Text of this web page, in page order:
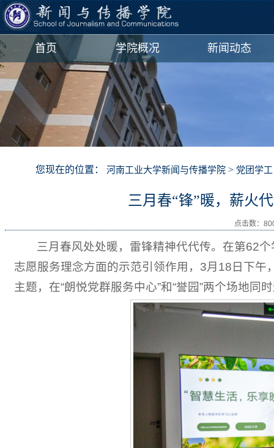
首页 学院概况 新闻动态
您现在的位置： 河南工业大学新闻与传播学院 > 党团学工
三月春“锋”暖，薪火
点击数：
三月春风处处暖，雷锋精神代代传。在第62
志愿服务理念方面的示范引领作用，3月18日下午
主题，在“朗悦党群服务中心”和“誉园”两个场地